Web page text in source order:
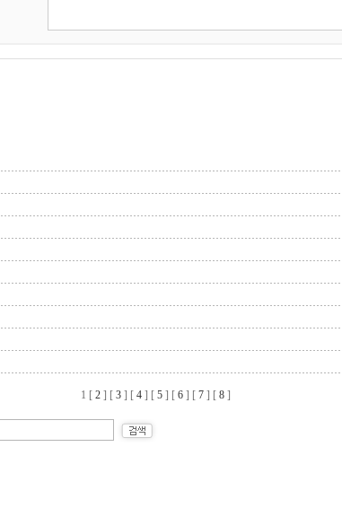
1 [ 2] [ 3] [ 4] [ 5] [ 6] [ 7] [ 8]